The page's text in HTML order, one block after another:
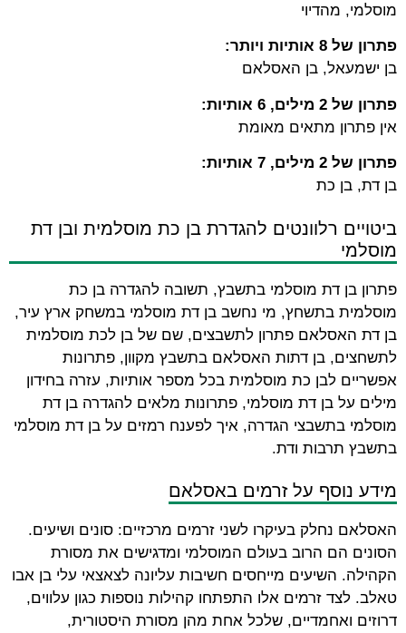
מוסלמי, מהדיוי
פתרון של 8 אותיות ויותר:
בן ישמעאל, בן האסלאם
פתרון של 2 מילים, 6 אותיות:
אין פתרון מתאים מאומת
פתרון של 2 מילים, 7 אותיות:
בן דת, בן כת
ביטויים רלוונטים להגדרת בן כת מוסלמית ובן דת
מוסלמי
פתרון בן דת מוסלמי בתשבץ, תשובה להגדרה בן כת
מוסלמית בתשחץ, מי נחשב בן דת מוסלמי במשחק ארץ עיר,
בן דת האסלאם פתרון לתשבצים, שם של בן לכת מוסלמית
לתשחצים, בן דתות האסלאם בתשבץ מקוון, פתרונות
אפשריים לבן כת מוסלמית בכל מספר אותיות, עזרה בחידון
מילים על בן דת מוסלמי, פתרונות מלאים להגדרה בן דת
מוסלמי בתשבצי הגדרה, איך לפענח רמזים על בן דת מוסלמי
בתשבץ תרבות ודת.
מידע נוסף על זרמים באסלאם
האסלאם נחלק בעיקרו לשני זרמים מרכזיים: סונים ושיעים.
הסונים הם הרוב בעולם המוסלמי ומדגישים את מסורת
הקהילה. השיעים מייחסים חשיבות עליונה לצאצאי עלי בן אבו
טאלב. לצד זרמים אלו התפתחו קהילות נוספות כגון עלווים,
דרוזים ואחמדיים, שלכל אחת מהן מסורת היסטורית,